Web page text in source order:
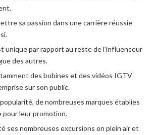
sa passion dans une carrière réussie
unique par rapport au reste de l’influenceur
des autres.
des bobines et des vidéos IGTV
sur son public.
de nombreuses marques établies
pour leur promotion.
ses nombreuses excursions en plein air et